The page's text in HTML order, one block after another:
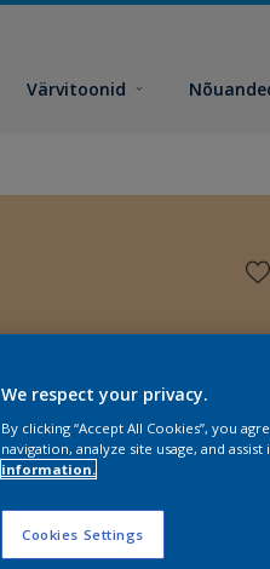
Värvitoonid
We respect your privacy.
By clicking “Accept All Cookies”, you
navigation, analyze site usage, and
information.
Cookies Settings